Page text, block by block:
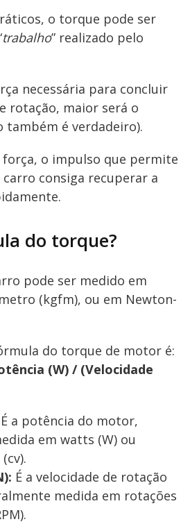
o torque pode ser
trabalho” realizado pelo
necessária para concluir
rotação, maior será o
também é verdadeiro).
força, o impulso que permite
consiga recuperar a
do torque?
pode ser medido em
(kgfm), ou em Newton-
do torque de motor é:
(W) / (Velocidade
É a potência do motor,
em watts (W) ou
É a velocidade de rotação
medida em rotações